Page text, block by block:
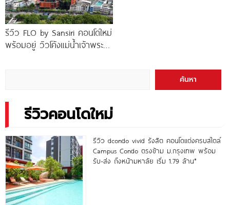
รีวิว FLO by Sansiri คอนโดใหม่
พร้อมอยู่ วิวโค้งแม่น้ำเจ้าพระยา
ค้นหา
รีวิวคอนโดใหม่
รีวิว dcondo vivid รังสิต คอนโดแต่งครบสไตล์
Campus Condo ตรงข้าม ม.กรุงเทพ พร้อม
รับ-ส่ง ถึงหน้ามหาลัย เริ่ม 1.79 ล้าน*